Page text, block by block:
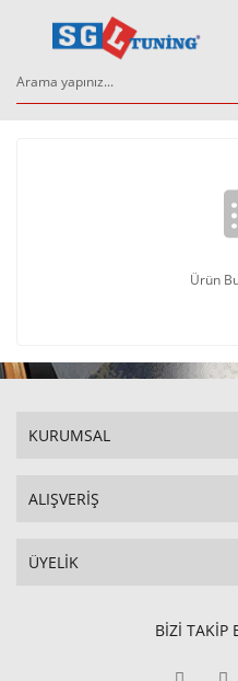
Ürün
KURUMSAL
ALIŞVERİŞ
ÜYELİK
BİZİ TAKİP